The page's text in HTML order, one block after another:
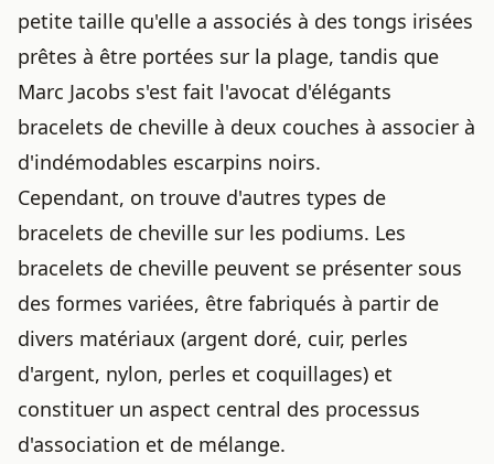
petite taille qu'elle a associés à des tongs irisées
prêtes à être portées sur la plage, tandis que
Marc Jacobs s'est fait l'avocat d'élégants
bracelets de cheville à deux couches à associer à
d'indémodables escarpins noirs.
Cependant, on trouve d'autres types de
bracelets de cheville sur les podiums. Les
bracelets de cheville peuvent se présenter sous
des formes variées, être fabriqués à partir de
divers matériaux (argent doré, cuir, perles
d'argent, nylon, perles et coquillages) et
constituer un aspect central des processus
d'association et de mélange.